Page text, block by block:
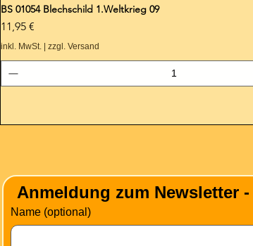
BS 01054 Blechschild 1.Weltkrieg 09
Preis
11,95 €
inkl. MwSt. zzgl. Versand
Anmeldung zum Newsletter
Name (optional)